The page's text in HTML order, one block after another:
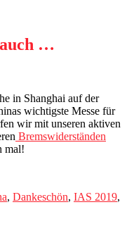
…
in Shanghai auf der
wichtigste Messe für
wir mit unseren aktiven
Bremswiderständen
mal!
, Dankeschön, IAS 2019,